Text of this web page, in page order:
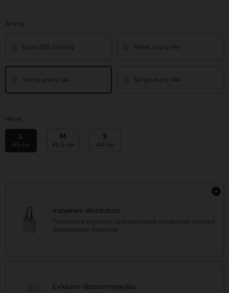
Anyag
Ezüst 925 Sterling Fehér arany 14k
Vörös arany 14k Sárga arany 14k
Méret
L
45 cm
M
42.5 cm
S
40 cm
Ingyenes díszdoboz
Termékeink ingyenes, újrahasznosított anyagokból készített
díszdobozban érkeznek
Exkluzív díszcsomagolás